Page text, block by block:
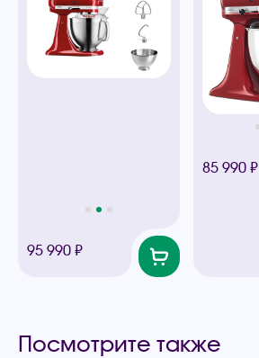
95 990 ₽
85 990 ₽
Посмотрите также